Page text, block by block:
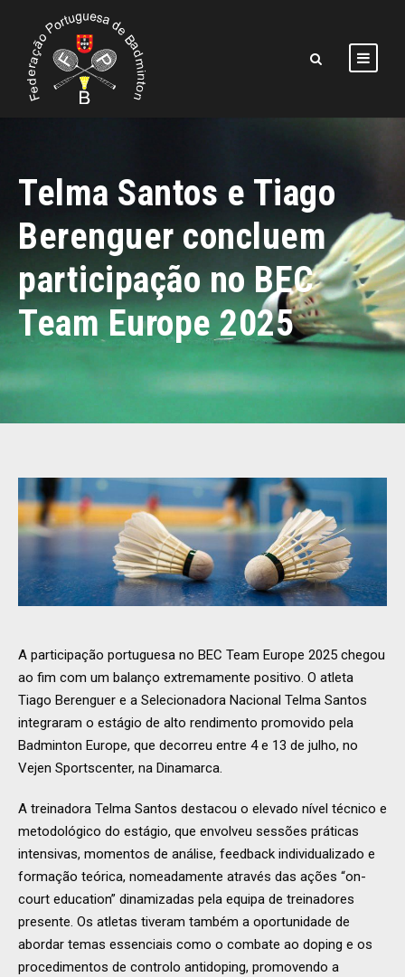
Telma Santos e Tiago
Berenguer concluem
participação no BEC
Team Europe 2025
A participação portuguesa no BEC Team Europe 2025 chegou
ao fim com um balanço extremamente positivo. O atleta
Tiago Berenguer e a Selecionadora Nacional Telma Santos
integraram o estágio de alto rendimento promovido pela
Badminton Europe, que decorreu entre 4 e 13 de julho, no
Vejen Sportscenter, na Dinamarca.
A treinadora Telma Santos destacou o elevado nível técnico e
metodológico do estágio, que envolveu sessões práticas
intensivas, momentos de análise, feedback individualizado e
formação teórica, nomeadamente através das ações “on-
court education” dinamizadas pela equipa de treinadores
presente. Os atletas tiveram também a oportunidade de
abordar temas essenciais como o combate ao doping e os
procedimentos de controlo antidoping, promovendo a